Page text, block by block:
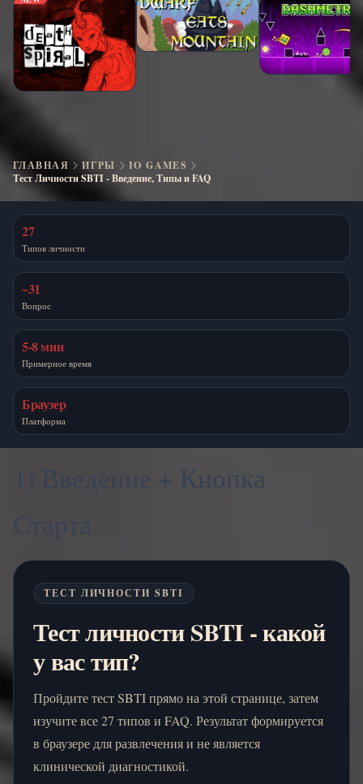
ГЛАВНАЯ ИГРЫ
IO GAMES
Тест Личности SBTI - Введение, Типы и FAQ
27
Типов личности
~31
Вопрос
5-8 мин
Примерное время
Браузер
Платформа
1) Введение + Кнопка
ТЕСТ ЛИЧНОСТИ SBTI
Тест личности SBTI - какой
у вас тип?
Пройдите тест SBTI прямо на этой странице, затем
изучите все 27 типов и FAQ. Результат формируется
в браузере для развлечения и не является
клинической диагностикой.